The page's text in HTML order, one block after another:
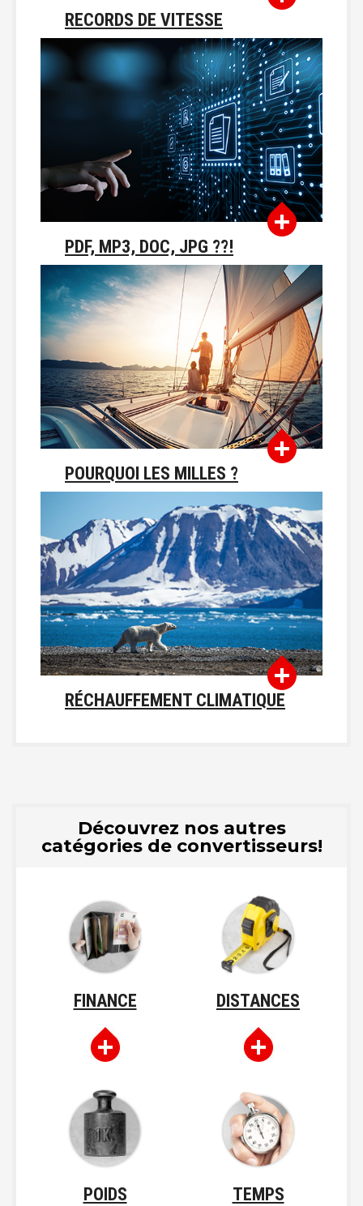
RECORDS DE VITESSE
PDF, MP3, DOC, JPG ??!
POURQUOI LES MILLES ?
RÉCHAUFFEMENT CLIMATIQUE
Découvrez nos autres
catégories de convertisseurs!
FINANCE DISTANCES
POIDS TEMPS